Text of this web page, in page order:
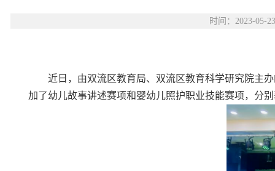
时间：2023-05-
近日，由双流区教育局、双流区教育科学研究院主
加了幼儿故事讲述赛项和婴幼儿照护职业技能赛项，分